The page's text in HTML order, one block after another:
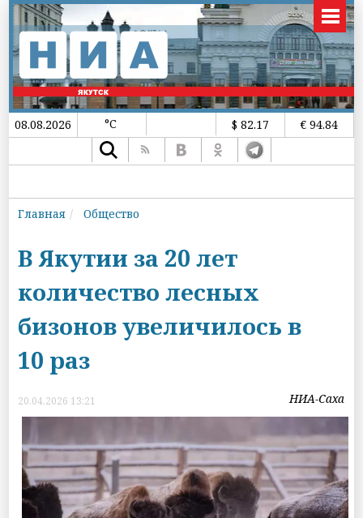
08.08.2026 °C $ 82.17 € 94.84
Главная Общество
В Якутии за 20 лет
количество лесных
бизонов увеличилось в
10 раз
20.04.2026 13:21 НИА-Саха